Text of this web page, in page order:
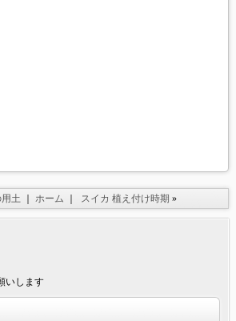
土 ホーム スイカ 植え付け時期 »
いします